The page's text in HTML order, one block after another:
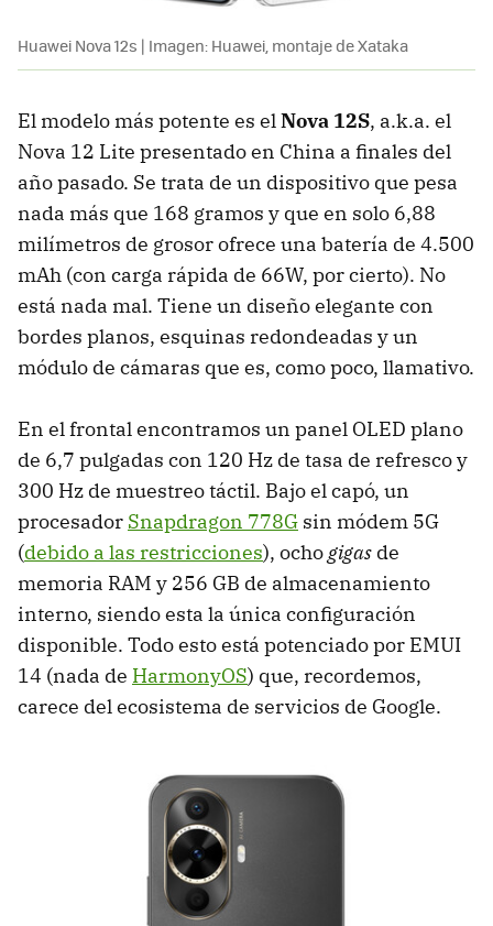
Huawei Nova 12s | Imagen: Huawei, montaje de Xataka
El modelo más potente es elNova 12S, a.k.a. el
Nova 12 Lite presentado en China a finales del
año pasado. Se trata de un dispositivo que pesa
nada más que 168 gramos y que en solo 6,88
milímetros de grosor ofrece una batería de 4.500
mAh (con carga rápida de 66W, por cierto). No
está nada mal. Tiene un diseño elegante con
bordes planos, esquinas redondeadas y un
módulo de cámaras que es, como poco, llamativo.
En el frontal encontramos un panel OLED plano
de 6,7 pulgadas con 120 Hz de tasa de refresco y
300 Hz de muestreo táctil. Bajo el capó, un
procesador Snapdragon 778G sin módem 5G
(debido a las restricciones), ochogigas de
memoria RAM y 256 GB de almacenamiento
interno, siendo esta la única configuración
disponible. Todo esto está potenciado por EMUI
14 (nada de HarmonyOS) que, recordemos,
carece del ecosistema de servicios de Google.